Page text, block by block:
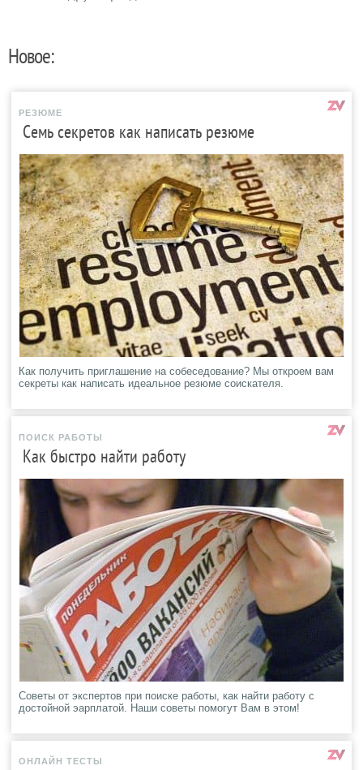
Новое:
РЕЗЮМЕ
Семь секретов как написать резюме
Как получить приглашение на собеседование? Мы откроем вам
секреты как написать идеальное резюме соискателя.
ПОИСК РАБОТЫ
Как быстро найти работу
Советы от экспертов при поиске работы, как найти работу с
достойной эарплатой. Наши советы помогут Вам в этом!
ОНЛАЙН ТЕСТЫ